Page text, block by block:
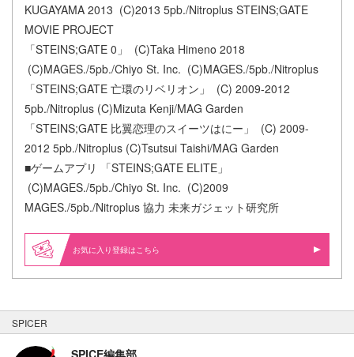
KUGAYAMA 2013 (C)2013 5pb./Nitroplus STEINS;GATE
MOVIE PROJECT
「STEINS;GATE 0」 (C)Taka Himeno 2018
(C)MAGES./5pb./Chiyo St. Inc. (C)MAGES./5pb./Nitroplus
「STEINS;GATE 亡環のリベリオン」 (C) 2009-2012
5pb./Nitroplus (C)Mizuta Kenji/MAG Garden
「STEINS;GATE 比翼恋理のスイーツはにー」 (C) 2009-
2012 5pb./Nitroplus (C)Tsutsui Taishi/MAG Garden
■ゲームアプリ 「STEINS;GATE ELITE」
(C)MAGES./5pb./Chiyo St. Inc. (C)2009
MAGES./5pb./Nitroplus 協力 未来ガジェット研究所
お気に入り登録はこちら
SPICER